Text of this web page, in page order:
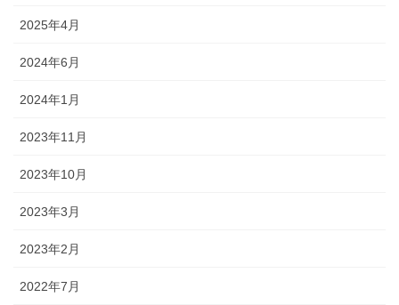
2025年4月
2024年6月
2024年1月
2023年11月
2023年10月
2023年3月
2023年2月
2022年7月